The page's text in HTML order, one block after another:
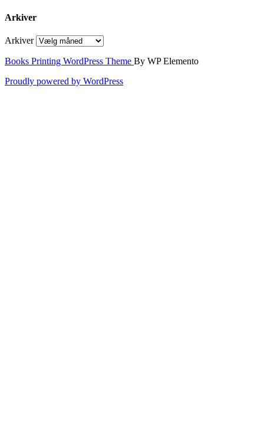
Arkiver
Arkiver
Books Printing WordPress Theme By WP Elemento
Proudly powered by WordPress